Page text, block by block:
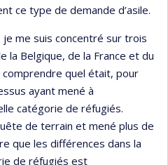
ce type de demande d’asile.
me suis concentré sur trois
la Belgique, de la France et du
comprendre quel était, pour
ayant mené à
catégorie de réfugiés.
de terrain et mené plus de
que les différences dans la
de réfugiés est